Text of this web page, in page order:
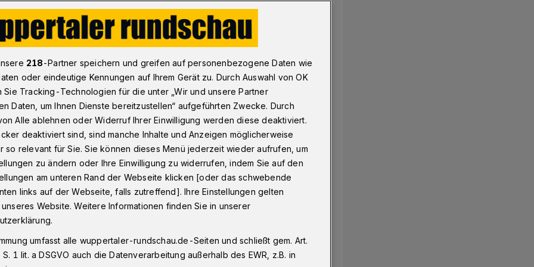
Niklas Dams ist „Führungs- und Wunschspieler“​
ist
Wunschspieler“
Wuppertaler SV hat
verpflichtet. Der 33-Jährige kommt
II – und bringt viel Erfahrung mit.
218-Partner speichern und greifen auf personenbezogene Daten wie
oder eindeutige Kennungen auf Ihrem Gerät zu. Durch Auswahl von OK
Sie Tracking-Technologien für die unter „Wir und unsere Partner
Daten, um Ihnen Dienste bereitzustellen“ aufgeführten Zwecke. Durch
Alle ablehnen oder Widerruf Ihrer Einwilligung werden diese deaktiviert.
deaktiviert sind, sind manche Inhalte und Anzeigen möglicherweise
so relevant für Sie. Sie können dieses Menü jederzeit wieder aufrufen, um
zu ändern oder Ihre Einwilligung zu widerrufen, indem Sie auf den
am unteren Rand der Webseite klicken [oder das schwebende
links auf der Webseite, falls zutreffend]. Ihre Einstellungen gelten
Website. Weitere Informationen finden Sie in unserer
umfasst alle wuppertaler-rundschau.de-Seiten und schließt gem. Art.
1 lit. a DSGVO auch die Datenverarbeitung außerhalb des EWR, z.B. in